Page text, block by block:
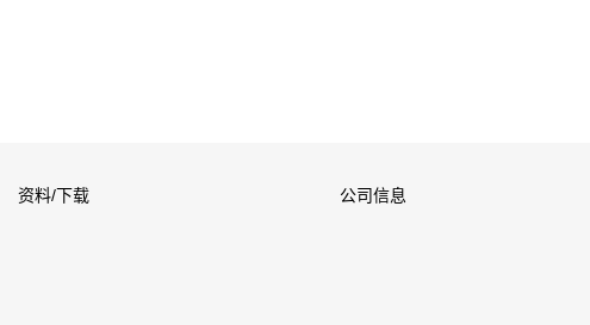
资料/下载 公司信息